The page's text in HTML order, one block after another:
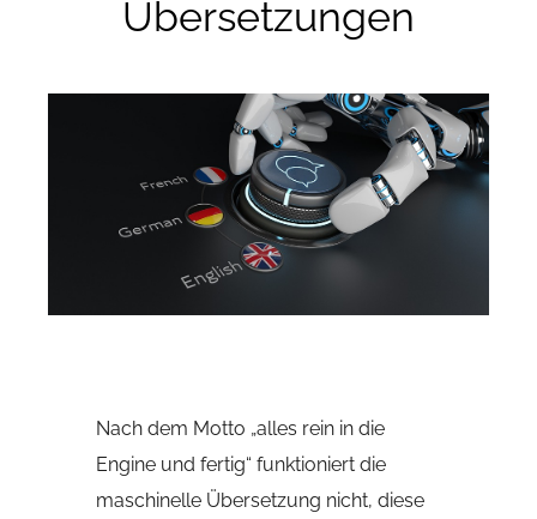
Übersetzungen
Nach dem Motto „alles rein in die
Engine und fertig“ funktioniert die
maschinelle Übersetzung nicht, diese